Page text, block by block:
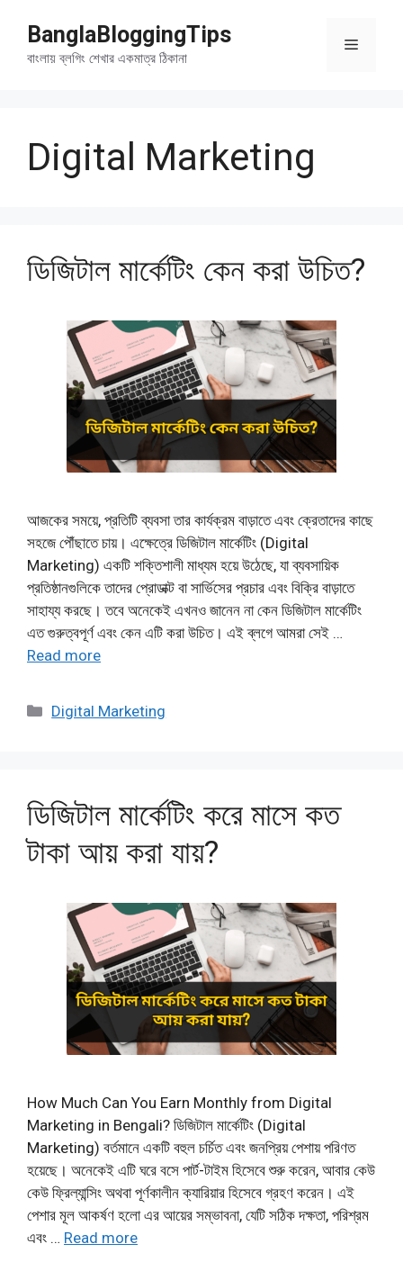
content
BanglaBloggingTips
বাংলায় ব্লগিং শেখার একমাত্র ঠিকানা
Menu
Digital Marketing
ডিজিটাল মার্কেটিং কেন করা উচিত?
আজকের সময়ে, প্রতিটি ব্যবসা তার কার্যক্রম বাড়াতে এবং ক্রেতাদের কাছে
সহজে পৌঁছাতে চায়। এক্ষেত্রে ডিজিটাল মার্কেটিং (Digital
Marketing) একটি শক্তিশালী মাধ্যম হয়ে উঠেছে, যা ব্যবসায়িক
প্রতিষ্ঠানগুলিকে তাদের প্রোডাক্ট বা সার্ভিসের প্রচার এবং বিক্রি বাড়াতে
সাহায্য করছে। তবে অনেকেই এখনও জানেন না কেন ডিজিটাল মার্কেটিং
এত গুরুত্বপূর্ণ এবং কেন এটি করা উচিত। এই ব্লগে আমরা সেই …
Read more
Categories
Digital Marketing
ডিজিটাল মার্কেটিং করে মাসে কত
টাকা আয় করা যায়?
How Much Can You Earn Monthly from Digital
Marketing in Bengali? ডিজিটাল মার্কেটিং (Digital
Marketing) বর্তমানে একটি বহুল চর্চিত এবং জনপ্রিয় পেশায় পরিণত
হয়েছে। অনেকেই এটি ঘরে বসে পার্ট-টাইম হিসেবে শুরু করেন, আবার কেউ
কেউ ফ্রিল্যান্সিং অথবা পূর্ণকালীন ক্যারিয়ার হিসেবে গ্রহণ করেন। এই
পেশার মূল আকর্ষণ হলো এর আয়ের সম্ভাবনা, যেটি সঠিক দক্ষতা, পরিশ্রম
এবং … Read more